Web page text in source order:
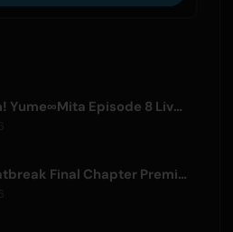
BanG Dream! Yume∞Mita Episode 8 Live Clip Released
Digimon Beatbreak Final Chapter Premieres August 9, Free Episode Batch on YouTube